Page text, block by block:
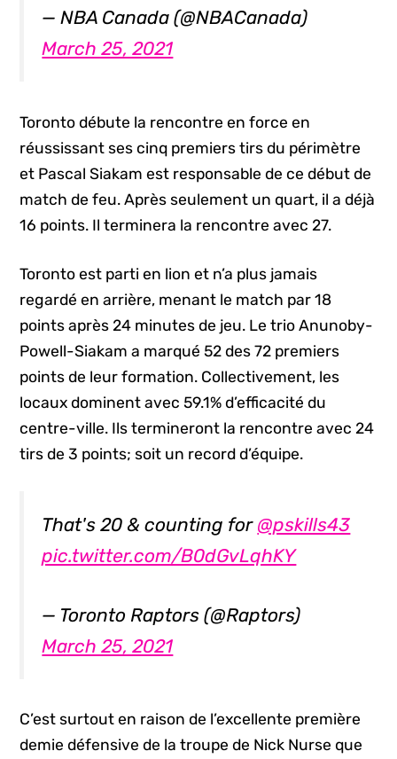
— NBA Canada (@NBACanada)
March 25, 2021
Toronto débute la rencontre en force en
réussissant ses cinq premiers tirs du périmètre
et Pascal Siakam est responsable de ce début de
match de feu. Après seulement un quart, il a déjà
16 points. Il terminera la rencontre avec 27.
Toronto est parti en lion et n’a plus jamais
regardé en arrière, menant le match par 18
points après 24 minutes de jeu. Le trio Anunoby-
Powell-Siakam a marqué 52 des 72 premiers
points de leur formation. Collectivement, les
locaux dominent avec 59.1% d’efficacité du
centre-ville. Ils termineront la rencontre avec 24
tirs de 3 points; soit un record d’équipe.
That's 20 & counting for @pskills43
pic.twitter.com/B0dGvLqhKY
— Toronto Raptors (@Raptors)
March 25, 2021
C’est surtout en raison de l’excellente première
demie défensive de la troupe de Nick Nurse que